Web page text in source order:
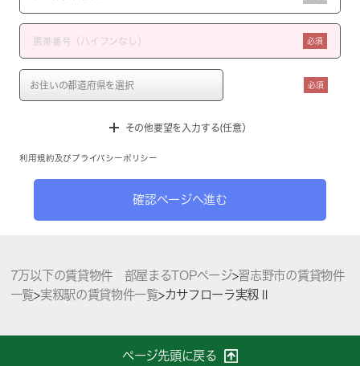
必須
必須
その他要望を入力する(任意）
利用規約 及び プライバシーポリシー
確認ページへ進む
7万以下の賃貸物件 部屋まるTOPページ>習志野市の賃貸物件
一覧>実籾駅の賃貸物件一覧>カサフローラ実籾Ⅱ
ページ先頭に戻る